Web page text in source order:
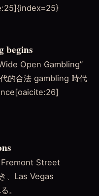
begins
Open Gambling”
的合法 gambling 時代
Street
、Las Vegas
。